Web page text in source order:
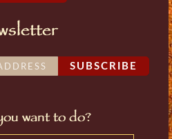
SUBSCRIBE
want to do?